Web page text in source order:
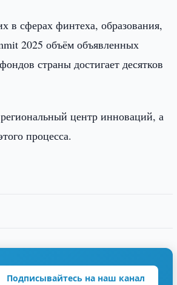
в сферах финтеха, образования,
2025 объём объявленных
страны достигает десятков
центр инноваций, а
процесса.
Подписывайтесь на наш канал